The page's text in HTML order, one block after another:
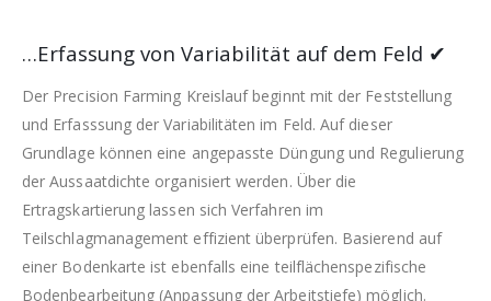
…Erfassung von Variabilität auf dem Feld ✔
Der Precision Farming Kreislauf beginnt mit der Feststellung
und Erfasssung der Variabilitäten im Feld. Auf dieser
Grundlage können eine angepasste Düngung und Regulierung
der Aussaatdichte organisiert werden. Über die
Ertragskartierung lassen sich Verfahren im
Teilschlagmanagement effizient überprüfen. Basierend auf
einer Bodenkarte ist ebenfalls eine teilflächenspezifische
Bodenbearbeitung (Anpassung der Arbeitstiefe) möglich.